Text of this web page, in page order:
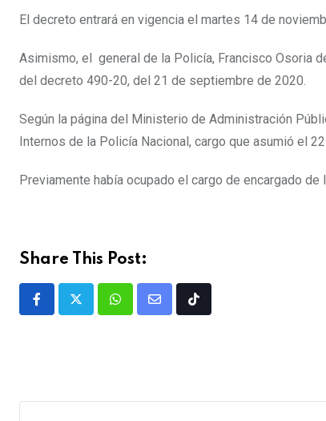
El decreto entrará en vigencia el martes 14 de
Asimismo, el general de la Policía, Francisco Osoria
del decreto 490-20, del 21 de septiembre de 2020.
Según la página del Ministerio de Administración
Internos de la Policía Nacional, cargo que asumió el
Previamente había ocupado el cargo de encargado
Share This Post: